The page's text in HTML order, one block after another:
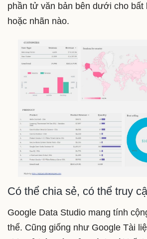
phần tử văn bản bên dưới cho bất
hoặc nhãn nào.
Có thể chia sẻ, có thể truy
Google Data Studio mang tính
thể. Cũng giống như Google Tài